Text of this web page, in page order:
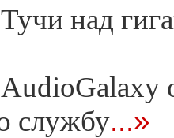
Тучи над
AudioGalaxy
службу...»